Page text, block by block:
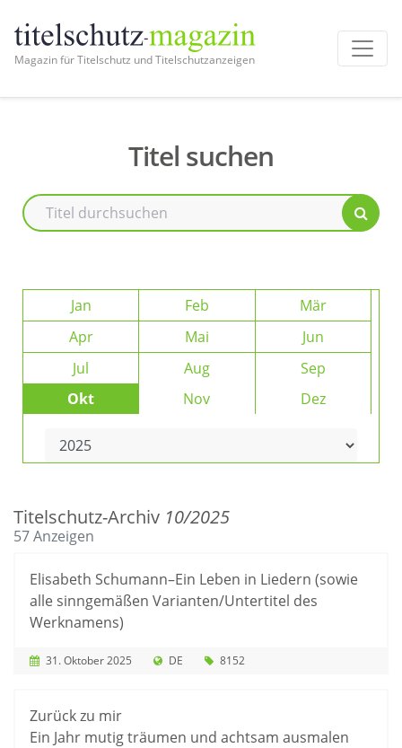
Magazin für Titelschutz und Titelschutzanzeigen
Titel suchen
Jan Feb
Mär
Apr
Mai
Jun
Jul
Aug
Sep
Okt
Nov Dez
Titelschutz-Archiv 10/2025
57 Anzeigen
Elisabeth Schumann–Ein Leben in Liedern (sowie
alle sinngemäßen Varianten/Untertitel des
Werknamens)
31. Oktober 2025 DE 8152
Zurück zu mir
Ein Jahr mutig träumen und achtsam ausmalen